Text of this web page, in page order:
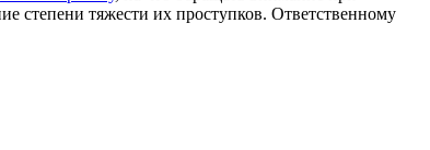
степени тяжести их проступков. Ответственному